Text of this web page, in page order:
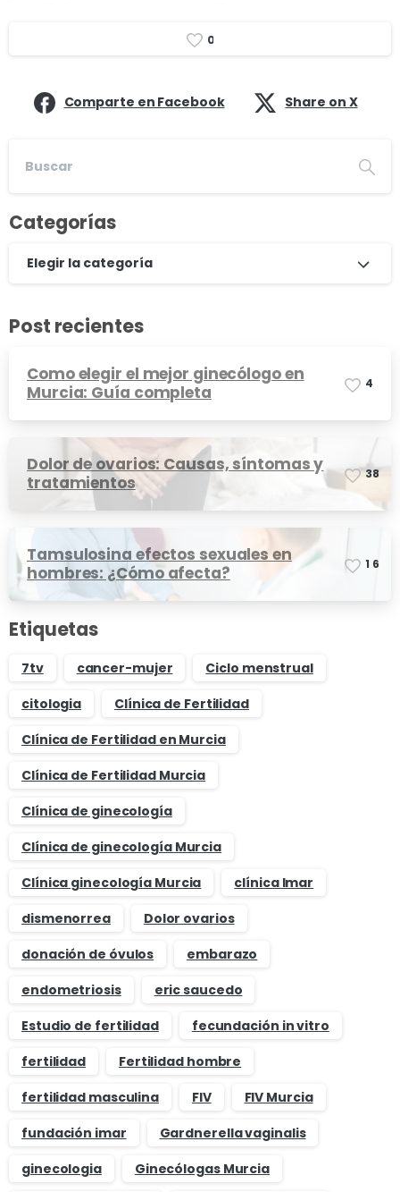
0
Comparte en Facebook Share on X
Categorías
Elegir la categoría
Post recientes
Como elegir el mejor ginecólogo en
Murcia: Guía completa
4
Dolor de ovarios: Causas, síntomas y
tratamientos
38
Tamsulosina efectos sexuales en
hombres: ¿Cómo afecta?
1 6
Etiquetas
7tv cancer-mujer
Ciclo menstrual
citologia
Clínica de Fertilidad
Clínica de Fertilidad en Murcia
Clínica de Fertilidad Murcia
Clínica de ginecología
Clínica de ginecología Murcia
Clínica ginecología Murcia
clínica Imar
dismenorrea
Dolor ovarios
donación de óvulos
embarazo
endometriosis
eric saucedo
Estudio de fertilidad
fecundación in vitro
fertilidad
Fertilidad hombre
fertilidad masculina
FIV
FIV Murcia
fundación imar
Gardnerella vaginalis
ginecologia
Ginecólogas Murcia